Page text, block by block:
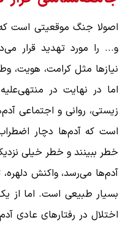
اصولا جنگ موقعیتی است که
و... را مورد تهدید قرار
نیازها مثل کرامت،
اما در نهایت در
زیستی، روانی و اجتماعی
است که آدم‌ها دچار
خطر ببینند و خطر خیلی
آدم‌ها می‌رسد، واکنش
بسیار طبیعی است. اما از
اختلال در رفتارهای عادی